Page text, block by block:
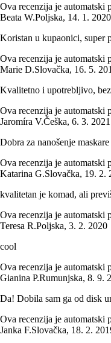
Ova recenzija je automatski
Beata W.Poljska, 14. 1. 2020
Koristan u kupaonici, super
Ova recenzija je automatski
Marie D.Slovačka, 16. 5.
Kvalitetno i upotrebljivo,
Ova recenzija je automatski
Jaromíra V.Češka, 6. 3. 2021
Dobra za nanošenje
Ova recenzija je automatski
Katarina G.Slovačka, 19. 2.
kvalitetan je komad, ali
Ova recenzija je automatski
Teresa R.Poljska, 3. 2. 2020
cool
Ova recenzija je automatski
Gianina P.Rumunjska, 8. 9.
Da! Dobila sam ga od disk
Ova recenzija je automatski
Janka F.Slovačka, 18. 2.